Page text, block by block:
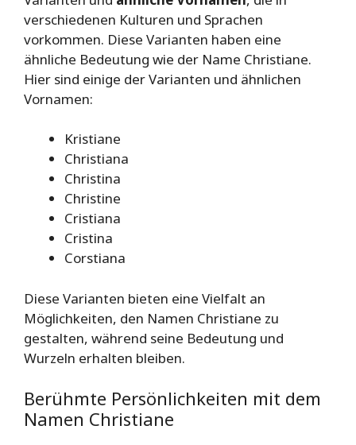
verschiedenen Kulturen und Sprachen
vorkommen. Diese Varianten haben eine
ähnliche Bedeutung wie der Name Christiane.
Hier sind einige der Varianten und ähnlichen
Vornamen:
Kristiane
Christiana
Christina
Christine
Cristiana
Cristina
Corstiana
Diese Varianten bieten eine Vielfalt an
Möglichkeiten, den Namen Christiane zu
gestalten, während seine Bedeutung und
Wurzeln erhalten bleiben.
Berühmte Persönlichkeiten mit dem
Namen Christiane